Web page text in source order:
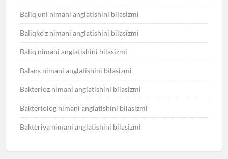
Baliq uni nimani anglatishini bilasizmi
Baliqko’z nimani anglatishini bilasizmi
Baliq nimani anglatishini bilasizmi
Balans nimani anglatishini bilasizmi
Bakterioz nimani anglatishini bilasizmi
Bakteriolog nimani anglatishini bilasizmi
Bakteriya nimani anglatishini bilasizmi